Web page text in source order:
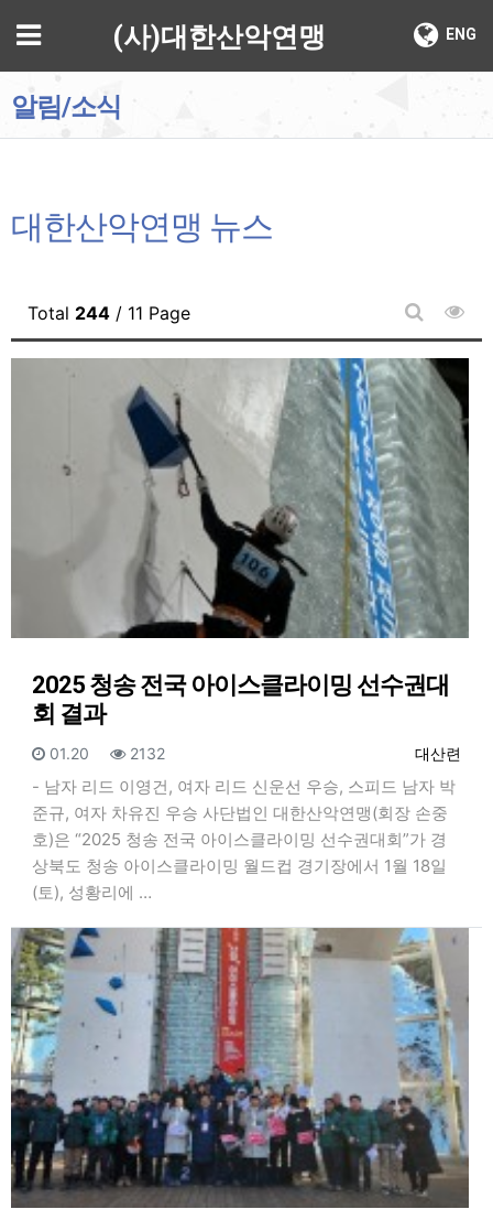
메뉴 ENG
(사)대한산악연맹
알림/소식
대한산악연맹 뉴스
Total 244 / 11 Page
게시판 검
조
2025 청송 전국 아이스클라이밍 선수권대
회 결과
등록자
대산련
등록일
01.20 조회
2132
- 남자 리드 이영건, 여자 리드 신운선 우승, 스피드 남자 박
준규, 여자 차유진 우승 사단법인 대한산악연맹(회장 손중
호)은 “2025 청송 전국 아이스클라이밍 선수권대회”가 경
상북도 청송 아이스클라이밍 월드컵 경기장에서 1월 18일
(토), 성황리에 …